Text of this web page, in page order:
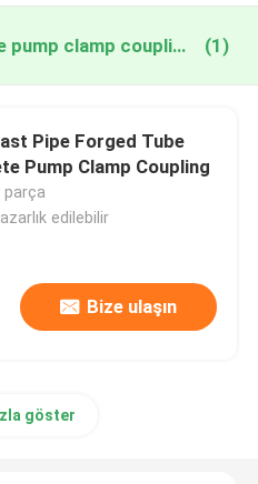
forged tube concrete pump clamp coupling çevrimiçi üretim (1)
Pipe Forged Tube
Pump Clamp Coupling
parça
edilebilir
Bize ulaşın
göster